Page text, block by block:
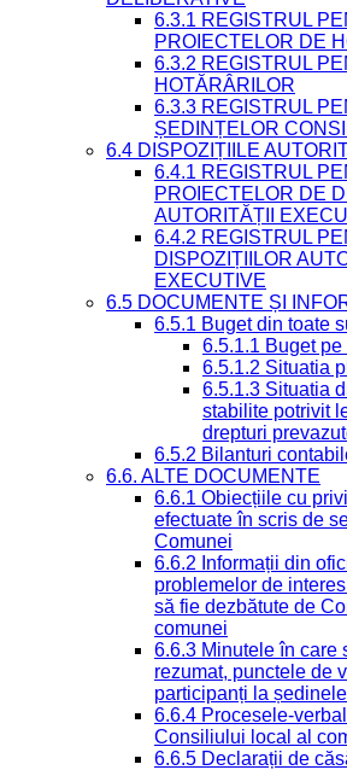
6.3.1 REGISTRUL
PROIECTELOR DE
6.3.2 REGISTRUL
HOTĂRÂRILOR
6.3.3 REGISTRUL
ȘEDINȚELOR
6.4 DISPOZIȚIILE
6.4.1 REGISTRUL
PROIECTELOR DE
AUTORITĂȚII
6.4.2 REGISTRUL
DISPOZIȚIILOR
EXECUTIVE
6.5 DOCUMENTE ȘI
6.5.1 Buget din toate
6.5.1.1 Buget
6.5.1.2 Situatia
6.5.1.3 Situatia
stabilite potrivit
drepturi
6.5.2 Bilanturi
6.6. ALTE DOCUMENTE
6.6.1 Obiecțiile cu
efectuate în scris de
Comunei
6.6.2 Informații din
problemelor de
să fie dezbătute de
comunei
6.6.3 Minutele în care
rezumat, punctele de
participanți la
6.6.4 Procesele-
Consiliului local al
6.6.5 Declarații de